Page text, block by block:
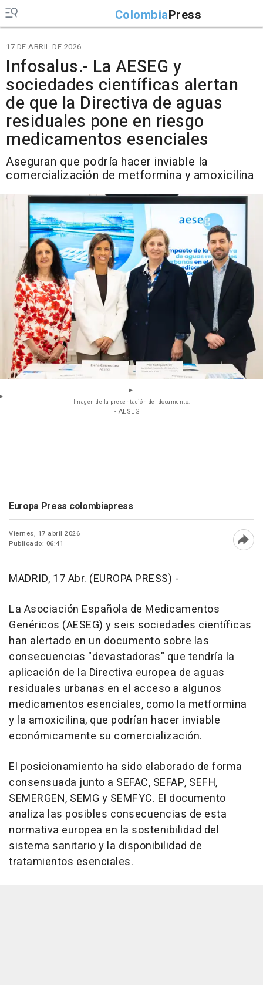
ColombiaPress
17 DE ABRIL DE 2026
Infosalus.- La AESEG y
sociedades científicas alertan
de que la Directiva de aguas
residuales pone en riesgo
medicamentos esenciales
Aseguran que podría hacer inviable la
comercialización de metformina y amoxicilina
Imagen de la presentación del documento.
- AESEG
Europa Press colombiapress
Viernes, 17 abril 2026
Publicado: 06:41
MADRID, 17 Abr. (EUROPA PRESS) -
La Asociación Española de Medicamentos
Genéricos (AESEG) y seis sociedades científicas
han alertado en un documento sobre las
consecuencias "devastadoras" que tendría la
aplicación de la Directiva europea de aguas
residuales urbanas en el acceso a algunos
medicamentos esenciales, como la metformina
y la amoxicilina, que podrían hacer inviable
económicamente su comercialización.
El posicionamiento ha sido elaborado de forma
consensuada junto a SEFAC, SEFAP, SEFH,
SEMERGEN, SEMG y SEMFYC. El documento
analiza las posibles consecuencias de esta
normativa europea en la sostenibilidad del
sistema sanitario y la disponibilidad de
tratamientos esenciales.